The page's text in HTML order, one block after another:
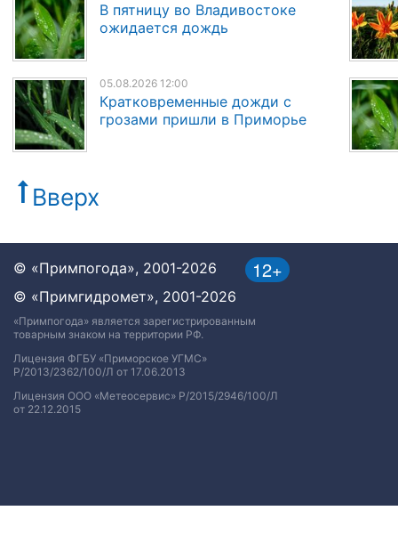
В пятницу во Владивостоке
ожидается дождь
05.08.2026 12:00
Кратковременные дожди с
грозами пришли в Приморье
Вверх
12+
© «Примпогода», 2001-2026
© «Примгидромет», 2001-2026
«Примпогода» является зарегистрированным
товарным знаком на территории РФ.
Лицензия ФГБУ «Приморское УГМС»
Р/2013/2362/100/Л от 17.06.2013
Лицензия ООО «Метеосервис» Р/2015/2946/100/Л
от 22.12.2015